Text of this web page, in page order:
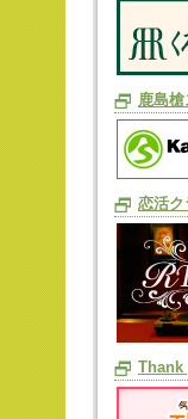
鹿島
恋活ク
Thank